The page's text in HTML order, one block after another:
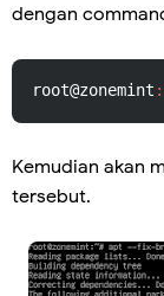
dengan
root@zonemint
Kemudian akan
tersebut.